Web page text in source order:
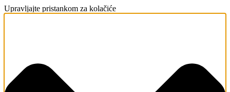
Upravljajte pristankom za kolačiće